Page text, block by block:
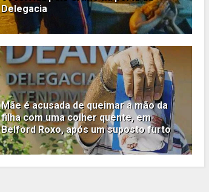
Delegacia
Mãe é acusada de queimar a mão da
filha com uma colher quente, em
Belford Roxo, após um suposto furto